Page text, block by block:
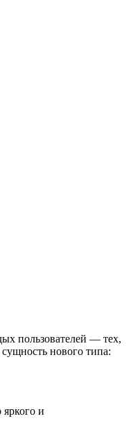
пользователей — тех,
нового типа:
и